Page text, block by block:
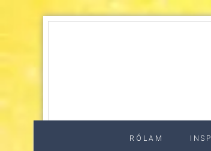
RÓLAM